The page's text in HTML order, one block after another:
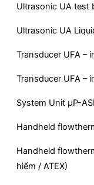
Ultrasonic UA test
Ultrasonic UA
Transducer UFA –
Transducer UFA –
System Unit µP-
Handheld
Handheld
hiểm / ATEX)